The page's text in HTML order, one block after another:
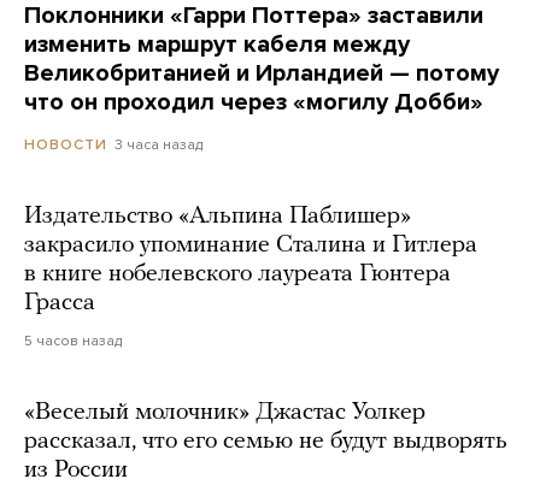
Поклонники «Гарри Поттера» заставили
изменить маршрут кабеля между
Великобританией и Ирландией — потому
что он проходил через «могилу Добби»
НОВОСТИ 3 часа назад
Издательство «Альпина Паблишер»
закрасило упоминание Сталина и Гитлера
в книге нобелевского лауреата Гюнтера
Грасса
5 часов назад
«Веселый молочник» Джастас Уолкер
рассказал, что его семью не будут выдворять
из России